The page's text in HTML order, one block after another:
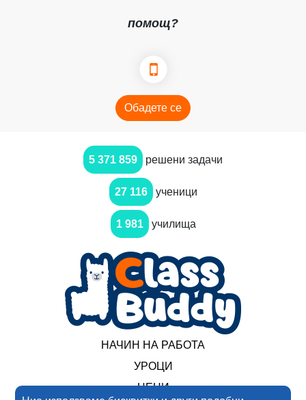
помощ?
Обадете се
5 371 859 решени задачи
27 116 ученици
1 981 училища
НАЧИН НА РАБОТА
УРОЦИ
ЦЕНИ